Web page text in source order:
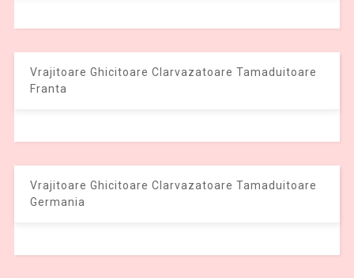
Vrajitoare Ghicitoare Clarvazatoare Tamaduitoare
Franta
Vrajitoare Ghicitoare Clarvazatoare Tamaduitoare
Germania